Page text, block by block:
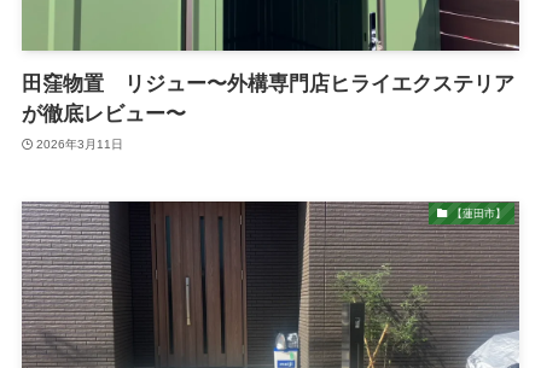
田窪物置 リジュー〜外構専門店ヒライエクステリア
が徹底レビュー〜
2026年3月11日
【蓮田市】